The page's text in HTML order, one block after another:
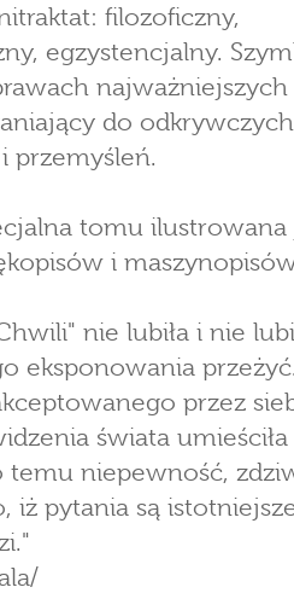
filozoficzny,
egzystencjalny.
do odkrywczych
przemyśleń.
tomu ilustrowana
i
nie lubiła i nie lubi
eksponowania
przez
świata
temu niepewność,
iż pytania są